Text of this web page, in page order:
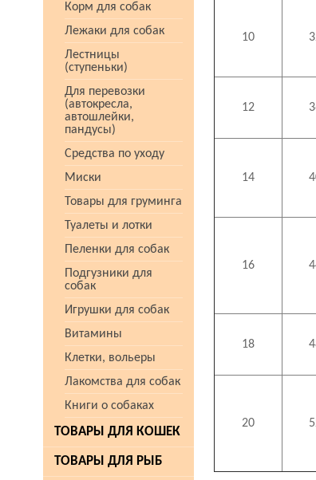
Корм для собак
Лежаки для собак
Лестницы
(ступеньки)
Для перевозки
(автокресла,
автошлейки,
пандусы)
Средства по уходу
Миски
Товары для груминга
Туалеты и лотки
Пеленки для собак
Подгузники для
собак
Игрушки для собак
Витамины
Клетки, вольеры
Лакомства для собак
Книги о собаках
ТОВАРЫ ДЛЯ КОШЕК
ТОВАРЫ ДЛЯ РЫБ
10
12
14
16
18
20